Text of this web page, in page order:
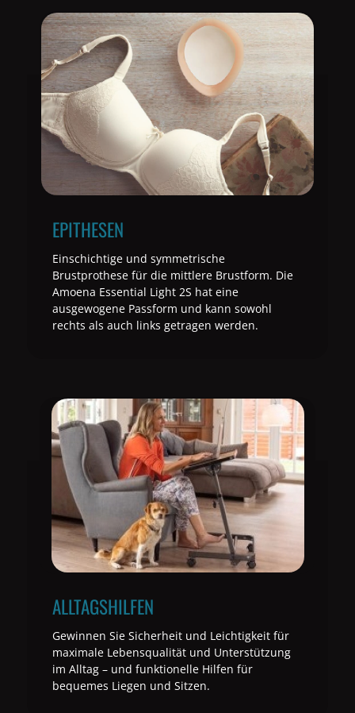
EPITHESEN
Einschichtige und symmetrische
Brustprothese für die mittlere Brustform. Die
Amoena Essential Light 2S hat eine
ausgewogene Passform und kann sowohl
rechts als auch links getragen werden.
ALLTAGSHILFEN
Gewinnen Sie Sicherheit und Leichtigkeit für
maximale Lebensqualität und Unterstützung
im Alltag – und funktionelle Hilfen für
bequemes Liegen und Sitzen.